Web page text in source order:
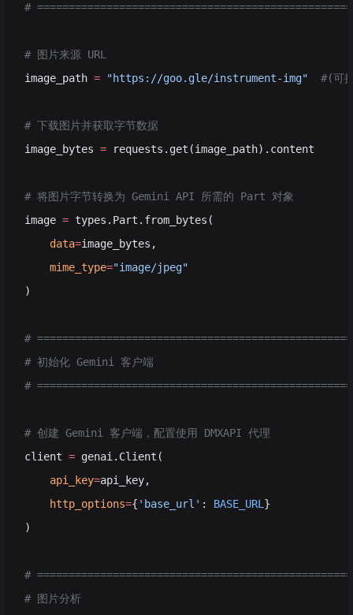
#
# 图片来源 URL
image_path = "https://goo.gle/instrument-img"
#(可
# 下载图片并获取字节数据
image_bytes = requests.get(image_path).content
# 将图片字节转换为 Gemini API 所需的 Part 对象
image = types.Part.from_bytes(
    data
=image_bytes,
    mime_type
="image/jpeg"
)
#
# 初始化 Gemini 客户端
#
# 创建 Gemini 客户端，配置使用 DMXAPI 代理
client = genai.Client(
    api_key
=api_key,
    http_options
={ 'base_url' : BASE_URL }
)
#
# 图片分析